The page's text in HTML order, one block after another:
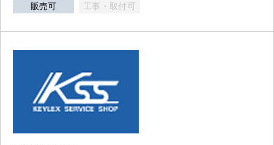
販売可 工事・取付可